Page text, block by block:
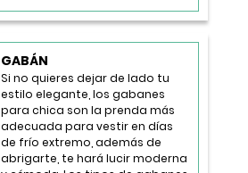
GABÁN
Si no quieres dejar de lado tu
estilo elegante, los gabanes
para chica son la prenda más
adecuada para vestir en días
de frío extremo, además de
abrigarte, te hará lucir moderna